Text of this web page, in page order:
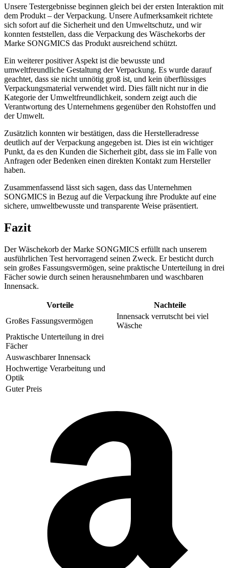
Unsere Testergebnisse beginnen gleich bei der ersten Interaktion mit
dem Produkt – der Verpackung. Unsere Aufmerksamkeit richtete
sich sofort auf die Sicherheit und den Umweltschutz, und wir
konnten feststellen, dass die Verpackung des Wäschekorbs der
Marke SONGMICS das Produkt ausreichend schützt.
Ein weiterer positiver Aspekt ist die bewusste und
umweltfreundliche Gestaltung der Verpackung. Es wurde darauf
geachtet, dass sie nicht unnötig groß ist, und kein überflüssiges
Verpackungsmaterial verwendet wird. Dies fällt nicht nur in die
Kategorie der Umweltfreundlichkeit, sondern zeigt auch die
Verantwortung des Unternehmens gegenüber den Rohstoffen und
der Umwelt.
Zusätzlich konnten wir bestätigen, dass die Herstelleradresse
deutlich auf der Verpackung angegeben ist. Dies ist ein wichtiger
Punkt, da es den Kunden die Sicherheit gibt, dass sie im Falle von
Anfragen oder Bedenken einen direkten Kontakt zum Hersteller
haben.
Zusammenfassend lässt sich sagen, dass das Unternehmen
SONGMICS in Bezug auf die Verpackung ihre Produkte auf eine
sichere, umweltbewusste und transparente Weise präsentiert.
Fazit
Der Wäschekorb der Marke SONGMICS erfüllt nach unserem
ausführlichen Test hervorragend seinen Zweck. Er besticht durch
sein großes Fassungsvermögen, seine praktische Unterteilung in drei
Fächer sowie durch seinen herausnehmbaren und waschbaren
Innensack.
Vorteile
Nachteile
Großes Fassungsvermögen
Innensack verrutscht bei viel
Wäsche
Praktische Unterteilung in drei
Fächer
Auswaschbarer Innensack
Hochwertige Verarbeitung und
Optik
Guter Preis